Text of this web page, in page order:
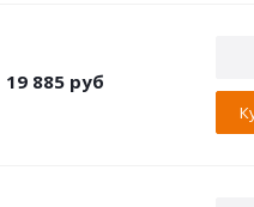
19 885 руб